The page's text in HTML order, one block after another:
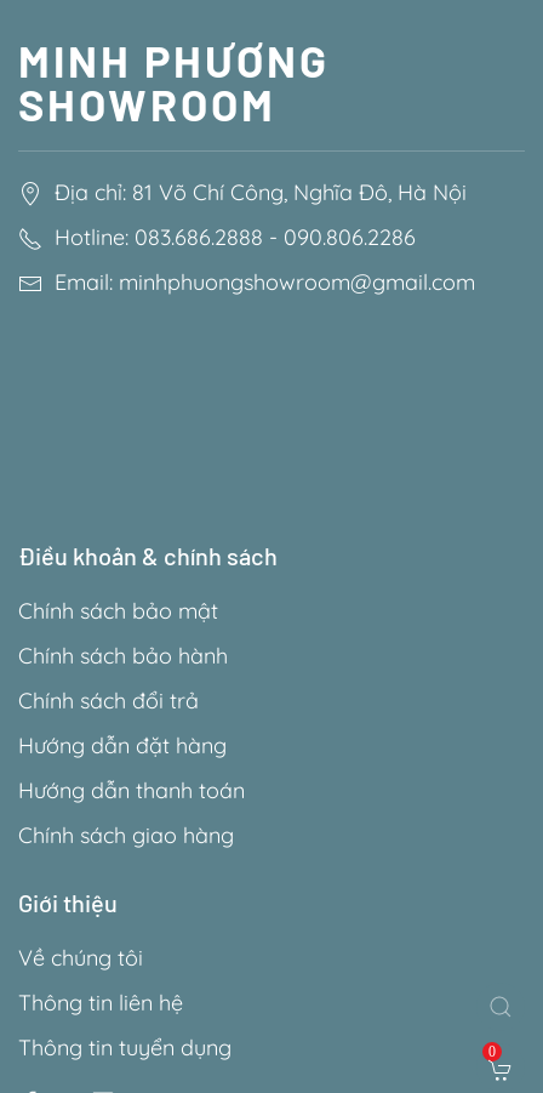
MINH PHƯƠNG
SHOWROOM
Địa chỉ: 81 Võ Chí Công, Nghĩa Đô, Hà Nội
Hotline: 083.686.2888 - 090.806.2286
Email: minhphuongshowroom@gmail.com
Điều khoản & chính sách
Chính sách bảo mật
Chính sách bảo hành
Chính sách đổi trả
Hướng dẫn đặt hàng
Hướng dẫn thanh toán
Chính sách giao hàng
Giới thiệu
Về chúng tôi
Thông tin liên hệ
Thông tin tuyển dụng
0